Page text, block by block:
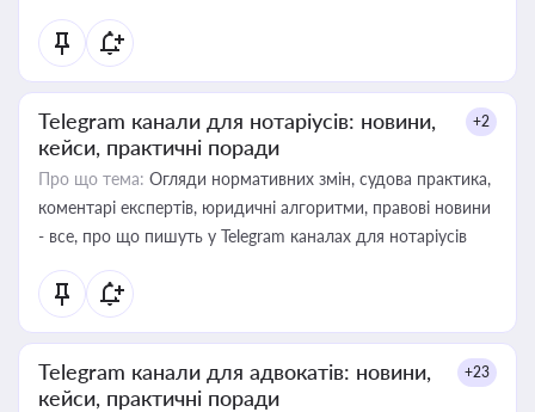
Telegram канали для нотаріусів: новини,
кейси, практичні поради
+2
Про що тема: Огляди нормативних змін, судова практика,
коментарі експертів, юридичні алгоритми, правові новини
- все, про що пишуть у Telegram каналах для нотаріусів
Telegram канали для адвокатів: новини,
кейси, практичні поради
+23